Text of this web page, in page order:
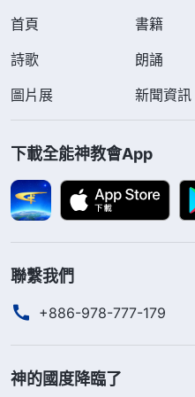
首頁 書籍
詩歌
朗誦
圖片展
新聞資訊
下載全能神教會App
聯繫我們
+886-978-777-179
神的國度降臨了